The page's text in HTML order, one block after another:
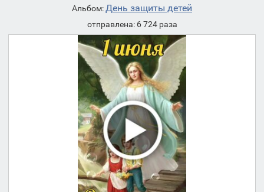
Альбом:День защиты детей
отправлена: 6 724 раза